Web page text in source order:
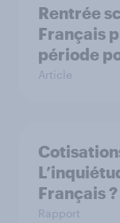
Rentrée
Français
période
Article
Français ?
Rapport